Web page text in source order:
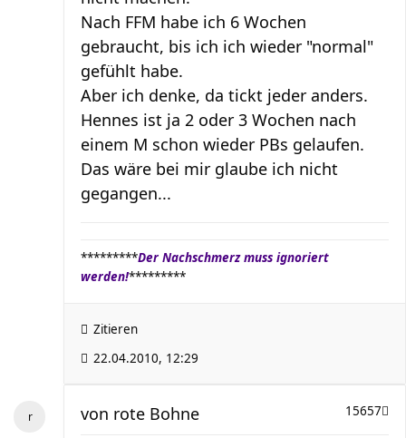
Nach FFM habe ich 6 Wochen
gebraucht, bis ich ich wieder "normal"
gefühlt habe.
Aber ich denke, da tickt jeder anders.
Hennes ist ja 2 oder 3 Wochen nach
einem M schon wieder PBs gelaufen.
Das wäre bei mir glaube ich nicht
gegangen...
*********Der Nachschmerz muss ignoriert
werden!*********
Zitieren
22.04.2010, 12:29
15657
von rote Bohne